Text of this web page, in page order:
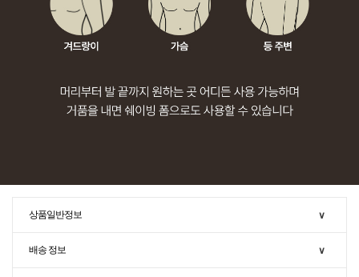
상품일반정보 ∨
배송 정보 ∨